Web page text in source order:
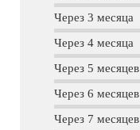
Через 3 месяца
Через 4 месяца
Через 5 месяцев
Через 6 месяцев
Через 7 месяцев